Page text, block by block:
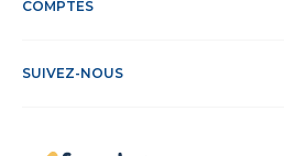
Politique relative aux cookies
Site sécurisé
FAQ
COMPTES
S'identifier
SUIVEZ-NOUS